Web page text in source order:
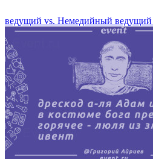
ведущий vs. Немедийный ведущий